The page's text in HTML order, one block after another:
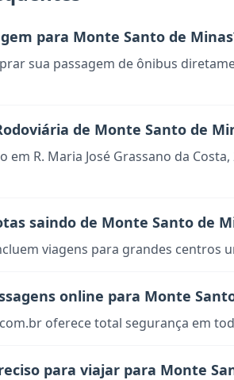
para Monte Santo de
sua passagem de ônibus
de Monte Santo de
em R. Maria José Grassano da
saindo de Monte Santo de
viagens para grandes centros
online para Monte
oferece total segurança em
para viajar para Monte